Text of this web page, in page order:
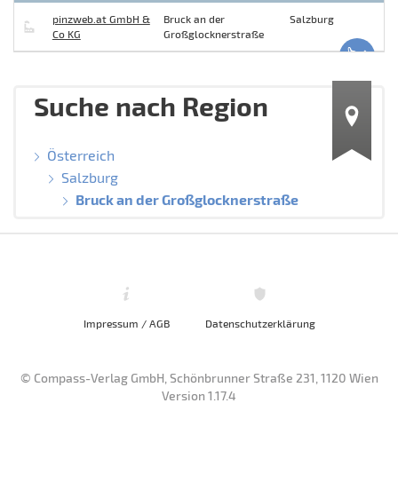
pinzweb.at GmbH &
Co KG
Bruck an der
Großglocknerstraße
Salzburg
Suche nach Region
Österreich
Salzburg
Bruck an der Großglocknerstraße
Impressum / AGB Datenschutzerklärung
© Compass-Verlag GmbH, Schönbrunner Straße 231, 1120 Wien
Version 1.17.4